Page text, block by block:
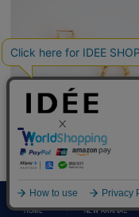
MIKU FUKAMITSU
アス SV/K18PT
￥20,900
HOME NEW ARRIVAL